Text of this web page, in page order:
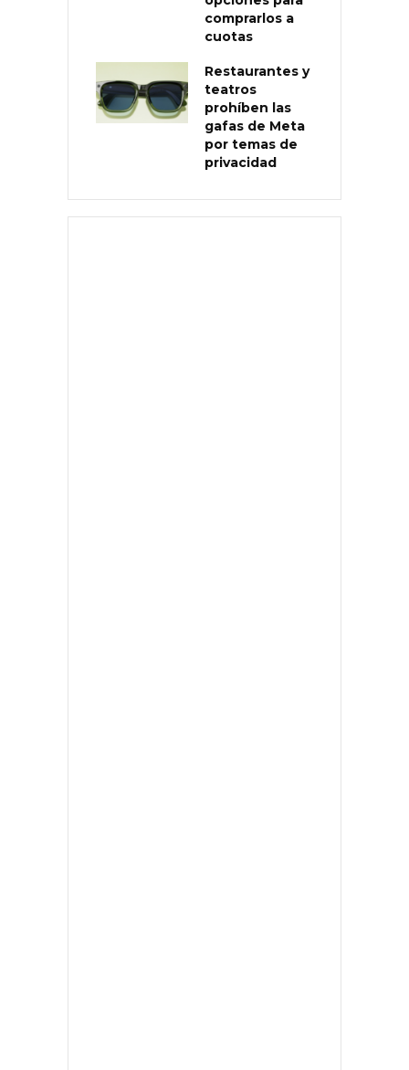
comprarlos a
cuotas
Restaurantes y
teatros
prohíben las
gafas de Meta
por temas de
privacidad